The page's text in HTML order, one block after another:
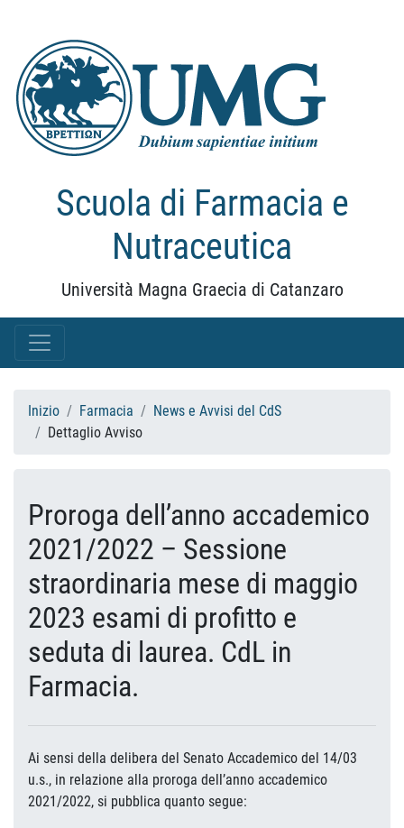
Scuola di Farmacia e
Nutraceutica
Università Magna Graecia di Catanzaro
Inizio Farmacia
News e Avvisi del CdS
Dettaglio Avviso
Proroga dell’anno accademico
2021/2022 – Sessione
straordinaria mese di maggio
2023 esami di profitto e
seduta di laurea. CdL in
Farmacia.
Ai sensi della delibera del Senato Accademico del 14/03
u.s., in relazione alla proroga dell’anno accademico
2021/2022, si pubblica quanto segue: